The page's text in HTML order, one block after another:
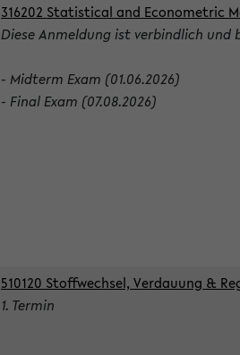
316202 Statistical and Econometric
Diese Anmeldung ist verbindlich
- Midterm Exam (01.06.2026)
- Final Exam (07.08.2026)
510120 Stoffwechsel, Verdauung &
1. Termin